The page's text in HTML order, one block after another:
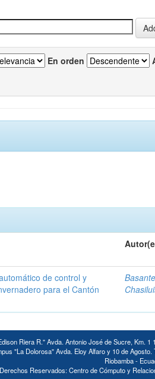
En orden
de control y
para el Cantón
Riera R." Avda. Antonio José de Sucre, Km.
"La Dolorosa" Avda. Eloy Alfaro y 10 de
Riobamba -
Reservados: Centro de Cómputo y